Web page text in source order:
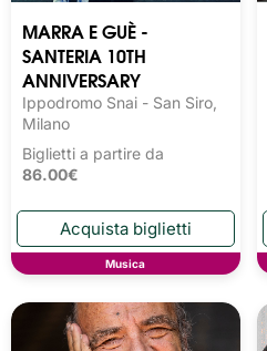
MARRA E GUÈ -
SANTERIA 10TH
ANNIVERSARY
Ippodromo Snai - San Siro,
Milano
Biglietti a partire da
86.00€
Musica